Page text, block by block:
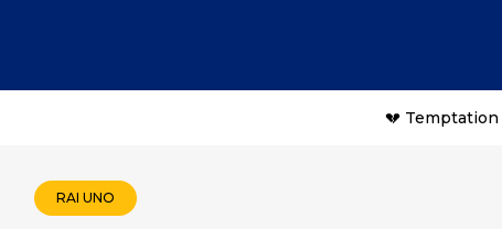
💔
RAI UNO